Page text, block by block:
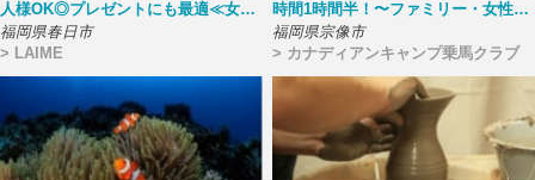
人様OK◎プレゼントにも最適≪女性
におすすめ≫
福岡県春日市
> LAIME
時間1時間半！〜ファミリー・女性・
カップルにおすすめ〜
福岡県宗像市
> カナディアンキャンプ乗馬クラブ